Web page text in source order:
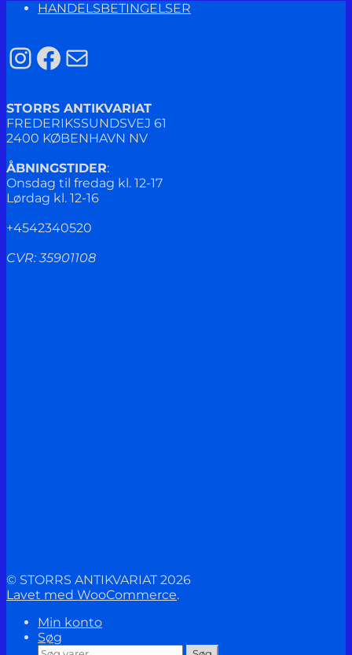
HANDELSBETINGELSER
Instagram
Facebook
Mail
STORRS ANTIKVARIAT
FREDERIKSSUNDSVEJ 61
2400 KØBENHAVN NV
ÅBNINGSTIDER:
Onsdag til fredag kl. 12-17
Lørdag kl. 12-16
+4542340520
CVR: 35901108
© STORRS ANTIKVARIAT 2026
Lavet med WooCommerce.
Min konto
Søg
Søg